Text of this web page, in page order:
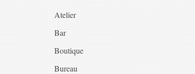
Atelier
Bar
Boutique
Bureau